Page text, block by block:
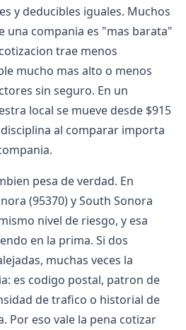
y deducibles iguales. Muchos
una compania es "mas barata"
trae menos
mucho mas alto o menos
sin seguro. En un
local se mueve desde $915
al comparar importa
pesa de verdad. En
(95370) y South Sonora
nivel de riesgo, y esa
en la prima. Si dos
muchas veces la
es codigo postal, patron de
de trafico o historial de
Por eso vale la pena cotizar